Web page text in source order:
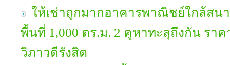
ให้เช่าถูกมากอาคารพาณิชย์ใกล้สน
พื้นที่ 1,000 ตร.ม. 2 คูหาทะลุถึงกัน รา
วิภาวดีรังสิต